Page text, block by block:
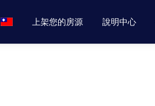
上架您的房源 說明中心